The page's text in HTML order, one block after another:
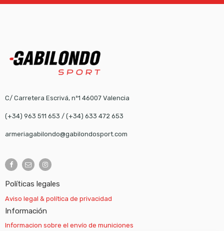
C/ Carretera Escrivá, nº1 46007 Valencia
(+34) 963 511 653 / (+34) 633 472 653
armeriagabilondo@gabilondosport.com
Políticas legales
Aviso legal & política de privacidad
Información
Informacion sobre el envío de municiones